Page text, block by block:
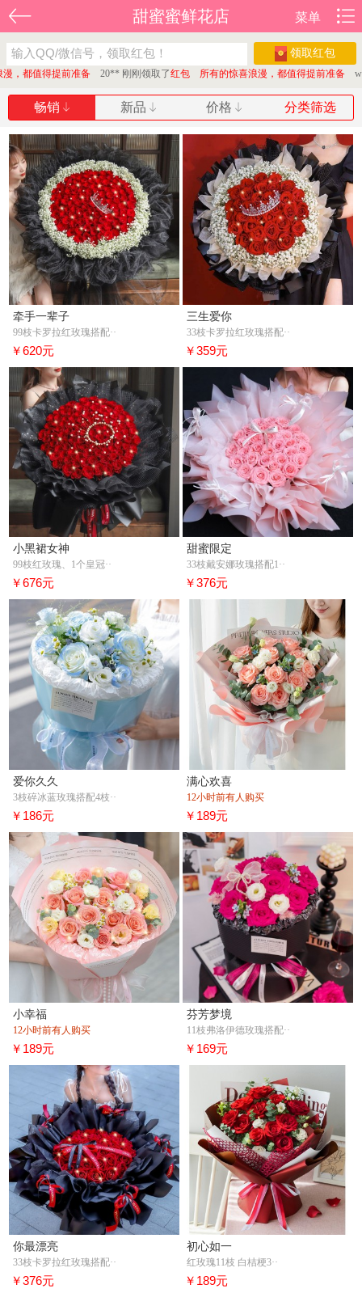
甜蜜蜜鲜花店 菜单
领取红包
都值得提前准备20** 刚刚领取了红包 所有的惊喜浪漫，都值得提前准备
畅销 新品 价格 分类筛选
牵手一辈子
99枝卡罗拉红玫瑰搭配··
￥620元
三生爱你
33枝卡罗拉红玫瑰搭配··
￥359元
小黑裙女神
99枝红玫瑰、1个皇冠··
￥676元
甜蜜限定
33枝戴安娜玫瑰搭配1··
￥376元
爱你久久
3枝碎冰蓝玫瑰搭配4枝··
￥186元
满心欢喜
12小时前有人购买
￥189元
小幸福
12小时前有人购买
￥189元
芬芳梦境
11枝弗洛伊德玫瑰搭配··
￥169元
你最漂亮
33枝卡罗拉红玫瑰搭配··
￥376元
初心如一
红玫瑰11枝 白桔梗3··
￥189元